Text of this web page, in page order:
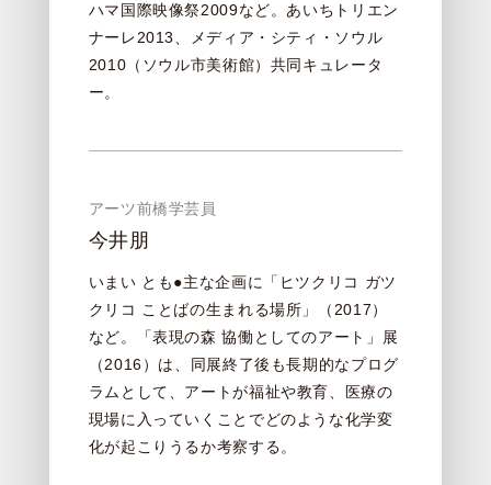
ハマ国際映像祭2009など。あいちトリエン
ナーレ2013、メディア・シティ・ソウル
2010（ソウル市美術館）共同キュレータ
ー。
アーツ前橋学芸員
今井朋
いまい とも●主な企画に「ヒツクリコ ガツ
クリコ ことばの生まれる場所」（2017）
など。「表現の森 協働としてのアート」展
（2016）は、同展終了後も長期的なプログ
ラムとして、アートが福祉や教育、医療の
現場に入っていくことでどのような化学変
化が起こりうるか考察する。